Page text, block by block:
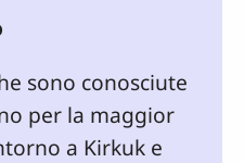
sono conosciute
per la maggior
a Kirkuk e